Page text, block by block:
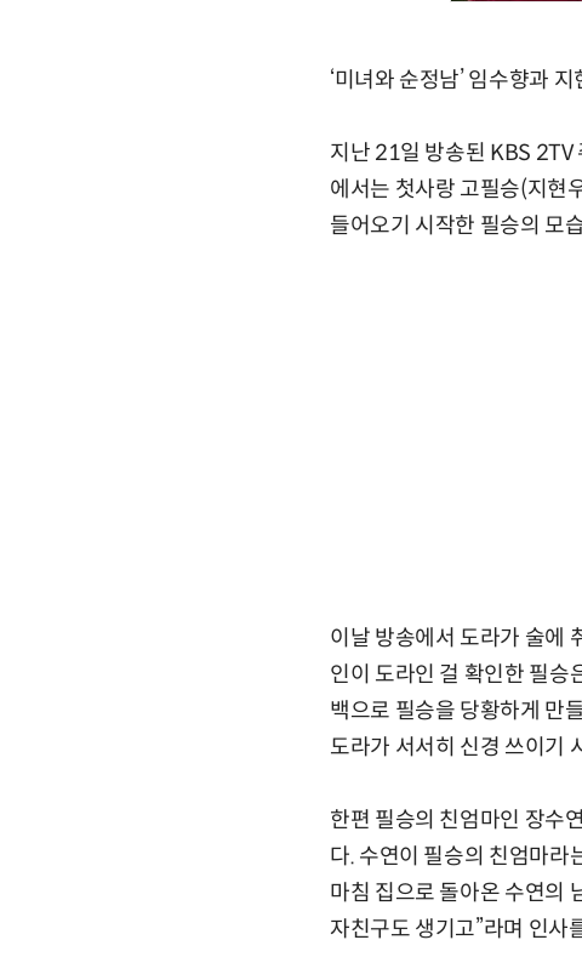
‘미녀와 순정남’ 임수향과
지난 21일 방송된 KBS 2TV
에서는 첫사랑 고필승(지현
들어오기 시작한 필승의 모
이날 방송에서 도라가 술에
인이 도라인 걸 확인한 필승
백으로 필승을 당황하게 만
도라가 서서히 신경 쓰이기
한편 필승의 친엄마인 장수
다. 수연이 필승의 친엄마라
마침 집으로 돌아온 수연의
자친구도 생기고”라며 인사